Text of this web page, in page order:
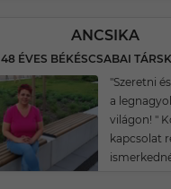
ANCSIKA
48 ÉVES BÉKÉSCSABAI
"Szeretni
a
világon! "
kapcsolat